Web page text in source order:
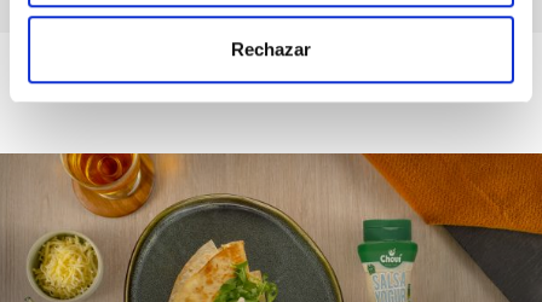
Rechazar